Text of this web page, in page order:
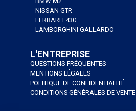
NISSAN GTR
FERRARI F430
LAMBORGHINI GALLARDO
L'ENTREPRISE
QUESTIONS FRÉQUENTES
MENTIONS LÉGALES
POLITIQUE DE CONFIDENTIALITÉ
CONDITIONS GÉNÉRALES DE VENTE